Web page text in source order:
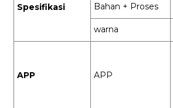
Spesifikasi Bahan + Proses
warna
APP APP